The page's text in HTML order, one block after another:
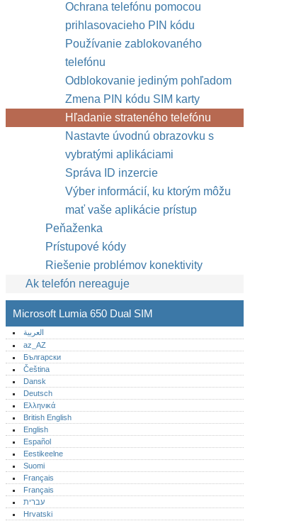
Ochrana telefónu pomocou
prihlasovacieho PIN kódu
Používanie zablokovaného
telefónu
Odblokovanie jediným pohľadom
Zmena PIN kódu SIM karty
Hľadanie strateného telefónu
Nastavte úvodnú obrazovku s
vybratými aplikáciami
Správa ID inzercie
Výber informácií, ku ktorým môžu
mať vaše aplikácie prístup
Peňaženka
Prístupové kódy
Riešenie problémov konektivity
Ak telefón nereaguje
Microsoft Lumia 650 Dual SIM
العربية
az_AZ
Български
Čeština
Dansk
Deutsch
Ελληνικά
British English
English
Español
Eestikeelne
Suomi
Français
Français
עברית
Hrvatski